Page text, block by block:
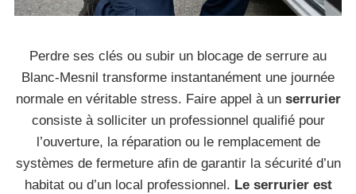
Perdre ses clés ou subir un blocage de serrure au
Blanc-Mesnil transforme instantanément une journée
normale en véritable stress. Faire appel à un serrurier
consiste à solliciter un professionnel qualifié pour
l’ouverture, la réparation ou le remplacement de
systèmes de fermeture afin de garantir la sécurité d’un
habitat ou d’un local professionnel. Le serrurier est